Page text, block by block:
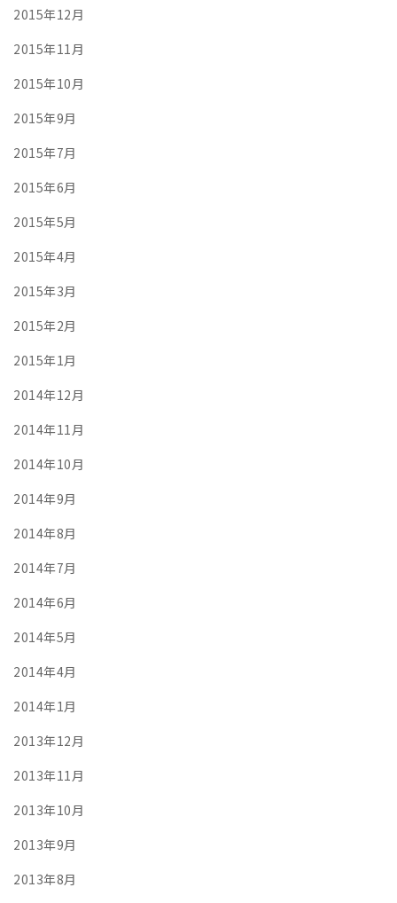
2015年12月
2015年11月
2015年10月
2015年9月
2015年7月
2015年6月
2015年5月
2015年4月
2015年3月
2015年2月
2015年1月
2014年12月
2014年11月
2014年10月
2014年9月
2014年8月
2014年7月
2014年6月
2014年5月
2014年4月
2014年1月
2013年12月
2013年11月
2013年10月
2013年9月
2013年8月